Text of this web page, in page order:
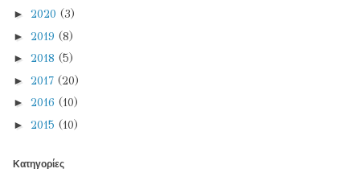
► 2020 (3)
► 2019 (8)
► 2018 (5)
► 2017 (20)
► 2016 (10)
► 2015 (10)
Κατηγορίες